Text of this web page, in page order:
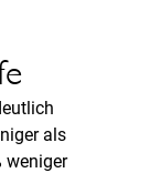
als
weniger